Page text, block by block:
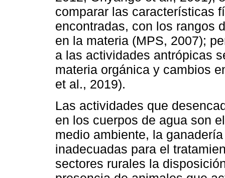
comparar las características
encontradas, con los rangos
en la materia (MPS, 2007);
a las actividades antrópicas
materia orgánica y cambios
et al., 2019).
Las actividades que
en los cuerpos de agua son
medio ambiente, la
inadecuadas para el
sectores rurales la